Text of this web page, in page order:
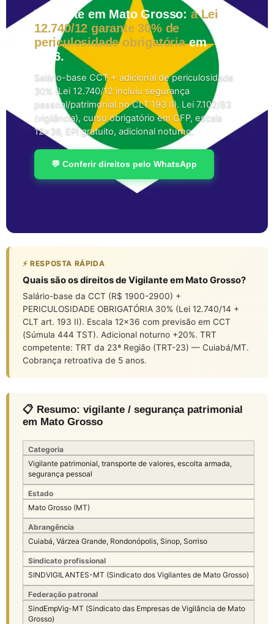
Vigilante em Mato Grosso: a Lei
12.740/12 garante 30% de
periculosidade obrigatóriaem
2026.
Salário-base CCT + adicional de periculosidade
30% (Lei 12.740/12 incluiu segurança
pessoal/patrimonial no CLT 193 II). Lei 7.102/83
(vigilância), curso obrigatório em CFP, escala
12×36, EPI gratuito, adicional noturno.
💬 Conferir direitos pelo WhatsApp
⚡ RESPOSTA RÁPIDA
Quais são os direitos de Vigilante em Mato Grosso?
Salário-base da CCT (R$ 1900-2900) +
PERICULOSIDADE OBRIGATÓRIA 30% (Lei 12.740/14 +
CLT art. 193 II). Escala 12×36 com previsão em CCT
(Súmula 444 TST). Adicional noturno +20%. TRT
competente: TRT da 23ª Região (TRT-23) — Cuiabá/MT.
Cobrança retroativa de 5 anos.
📋 Resumo: vigilante / segurança patrimonial
em Mato Grosso
Categoria
Vigilante patrimonial, transporte de valores, escolta armada,
segurança pessoal
Estado
Mato Grosso (MT)
Abrangência
Cuiabá, Várzea Grande, Rondonópolis, Sinop, Sorriso
Sindicato profissional
SINDVIGILANTES-MT (Sindicato dos Vigilantes de Mato Grosso)
Federação patronal
SindEmpVig-MT (Sindicato das Empresas de Vigilância de Mato
Grosso)